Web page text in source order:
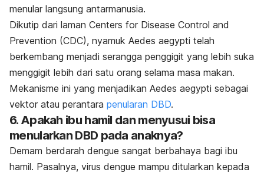
menular langsung antarmanusia.
Dikutip dari laman Centers for Disease Control and
Prevention (CDC), nyamuk Aedes aegypti telah
berkembang menjadi serangga penggigit yang lebih suka
menggigit lebih dari satu orang selama masa makan.
Mekanisme ini yang menjadikan Aedes aegypti sebagai
vektor atau perantara penularan DBD.
6. Apakah ibu hamil dan menyusui bisa
menularkan DBD pada anaknya?
Demam berdarah dengue sangat berbahaya bagi ibu
hamil. Pasalnya, virus dengue mampu ditularkan kepada